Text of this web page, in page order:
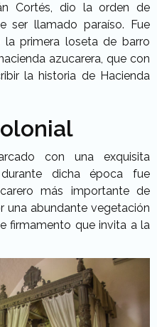
Cortés, dio la orden de
ser llamado paraíso. Fue
primera loseta de barro
azucarera, que con
la historia de Hacienda
con una exquisita
dicha época fue
más importante de
una abundante vegetación
firmamento que invita a la